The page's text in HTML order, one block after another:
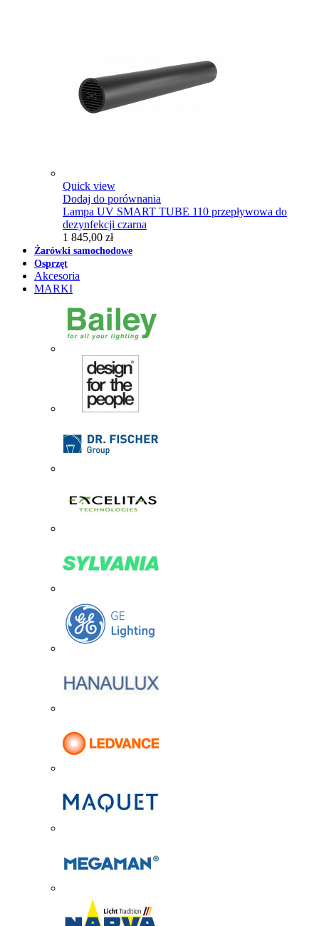
Quick view
Dodaj do porównania
Lampa UV SMART TUBE 110 przepływowa do
dezynfekcji czarna
1 845,00 zł
Żarówki samochodowe
Osprzęt
Akcesoria
MARKI